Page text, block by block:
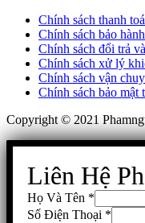
Chính sách thanh
Chính sách bảo hành
Chính sách đổi trả
Chính sách xử lý
Chính sách vận
Chính sách bảo mật
Copyright © 2021
Liên Hệ
Họ Và Tên *
Số Điện Thoại *